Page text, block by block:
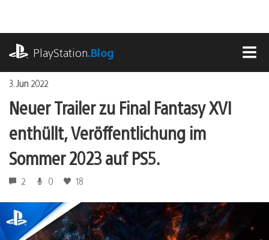
springen
PlayStation.Blog
3. Jun 2022
Neuer Trailer zu Final Fantasy XVI
enthüllt, Veröffentlichung im
Sommer 2023 auf PS5.
2 0 18